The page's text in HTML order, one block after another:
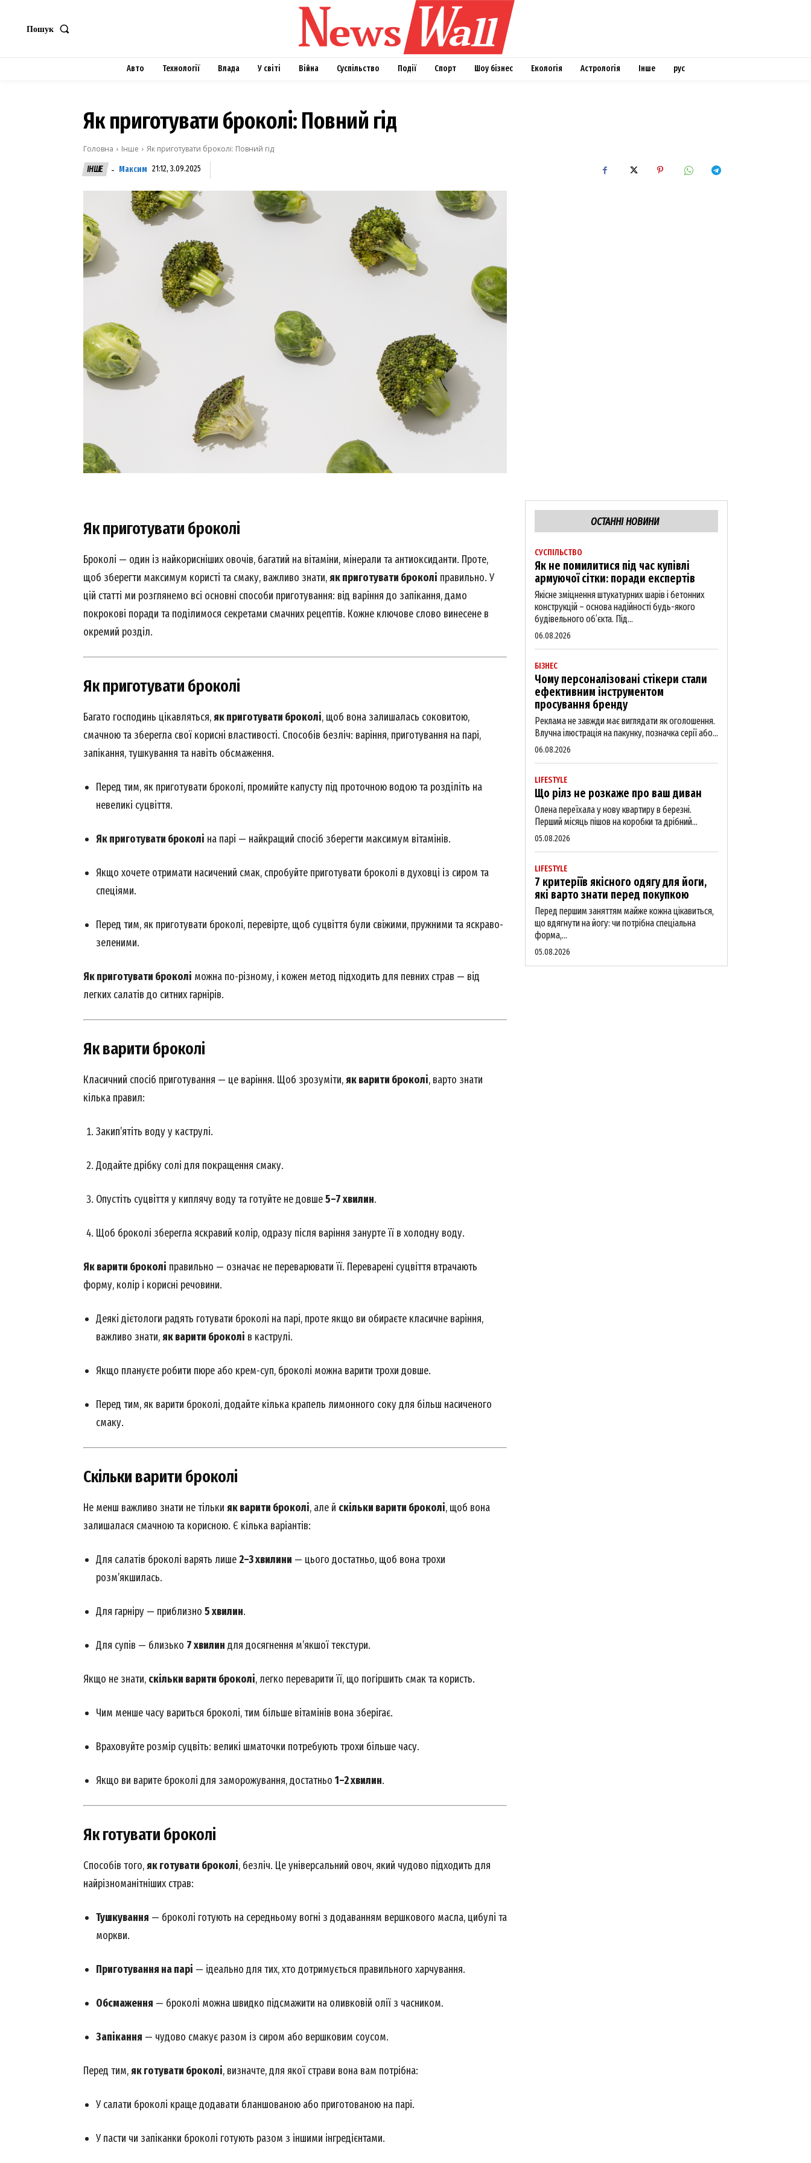
News Week
Magazine PRO
Company
Contact us
Пошук
Авто Технології Влада У світі Війна Суспільство Події Спорт Шоу бізнес Екологія Астрологія Інше рус
Як приготувати броколі: Повний гід
Головна Інше
Як приготувати броколі: Повний гід
ІНШЕ
- Максим 21:12, 3.09.2025
Як приготувати броколі
Броколі — один із найкорисніших овочів, багатий на вітаміни, мінерали та антиоксиданти. Проте,
щоб зберегти максимум користі та смаку, важливо знати,як приготувати броколі правильно. У
цій статті ми розглянемо всі основні способи приготування: від варіння до запікання, дамо
покрокові поради та поділимося секретами смачних рецептів. Кожне ключове слово винесене в
окремий розділ.
Як приготувати броколі
Багато господинь цікавляться,як приготувати броколі, щоб вона залишалась соковитою,
смачною та зберегла свої корисні властивості. Способів безліч: варіння, приготування на парі,
запікання, тушкування та навіть обсмаження.
Перед тим, як приготувати броколі, промийте капусту під проточною водою та розділіть на
невеликі суцвіття.
Як приготувати броколі на парі — найкращий спосіб зберегти максимум вітамінів.
Якщо хочете отримати насичений смак, спробуйте приготувати броколі в духовці із сиром та
спеціями.
Перед тим, як приготувати броколі, перевірте, щоб суцвіття були свіжими, пружними та яскраво-
зеленими.
Як приготувати броколі можна по-різному, і кожен метод підходить для певних страв — від
легких салатів до ситних гарнірів.
Як варити броколі
Класичний спосіб приготування — це варіння. Щоб зрозуміти,як варити броколі, варто знати
кілька правил:
Закип’ятіть воду у каструлі.
Додайте дрібку солі для покращення смаку.
Опустіть суцвіття у киплячу воду та готуйте не довше5–7 хвилин.
Щоб броколі зберегла яскравий колір, одразу після варіння занурте її в холодну воду.
Як варити броколі правильно — означає не переварювати її. Переварені суцвіття втрачають
форму, колір і корисні речовини.
Деякі дієтологи радять готувати броколі на парі, проте якщо ви обираєте класичне варіння,
важливо знати,як варити броколі в каструлі.
Якщо плануєте робити пюре або крем-суп, броколі можна варити трохи довше.
Перед тим, як варити броколі, додайте кілька крапель лимонного соку для більш насиченого
смаку.
Скільки варити броколі
Не менш важливо знати не тільки як варити броколі, але й скільки варити броколі, щоб вона
залишалася смачною та корисною. Є кілька варіантів:
Для салатів броколі варять лише 2–3 хвилини — цього достатньо, щоб вона трохи
розм’якшилась.
Для гарніру — приблизно 5 хвилин.
Для супів — близько 7 хвилин для досягнення м’якшої текстури.
Якщо не знати, скільки варити броколі, легко переварити її, що погіршить смак та користь.
Чим менше часу вариться броколі, тим більше вітамінів вона зберігає.
Враховуйте розмір суцвіть: великі шматочки потребують трохи більше часу.
Якщо ви варите броколі для заморожування, достатньо 1–2 хвилин.
Як готувати броколі
Способів того,як готувати броколі, безліч. Це універсальний овоч, який чудово підходить для
найрізноманітніших страв:
Тушкування — броколі готують на середньому вогні з додаванням вершкового масла, цибулі та
моркви.
Приготування на парі — ідеально для тих, хто дотримується правильного харчування.
Обсмаження — броколі можна швидко підсмажити на оливковій олії з часником.
Запікання — чудово смакує разом із сиром або вершковим соусом.
Перед тим,як готувати броколі, визначте, для якої страви вона вам потрібна:
У салати броколі краще додавати бланшованою або приготованою на парі.
У пасти чи запіканки броколі готують разом з іншими інгредієнтами.
ОСТАННІ НОВИНИ
СУСПІЛЬСТВО
Як не помилитися під час купівлі
армуючої сітки: поради експертів
Якісне зміцнення штукатурних шарів і бетонних
конструкцій – основа надійності будь-якого
будівельного об’єкта. Під...
06.08.2026
БІЗНЕС
Чому персоналізовані стікери стали
ефективним інструментом
просування бренду
Реклама не завжди має виглядати як оголошення.
Влучна ілюстрація на пакунку, позначка серії або...
06.08.2026
LIFESTYLE
Що рілз не розкаже про ваш диван
Олена переїхала у нову квартиру в березні.
Перший місяць пішов на коробки та дрібний...
05.08.2026
LIFESTYLE
7 критеріїв якісного одягу для йоги,
які варто знати перед покупкою
Перед першим заняттям майже кожна цікавиться,
що вдягнути на йогу: чи потрібна спеціальна
форма,...
05.08.2026